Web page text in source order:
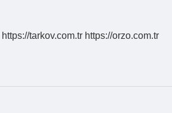
https://tarkov.com.tr https://orzo.com.tr